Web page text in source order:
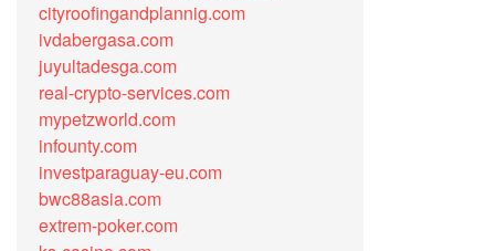
cityroofingandplannig.com
ivdabergasa.com
juyultadesga.com
real-crypto-services.com
mypetzworld.com
infounty.com
investparaguay-eu.com
bwc88asia.com
extrem-poker.com